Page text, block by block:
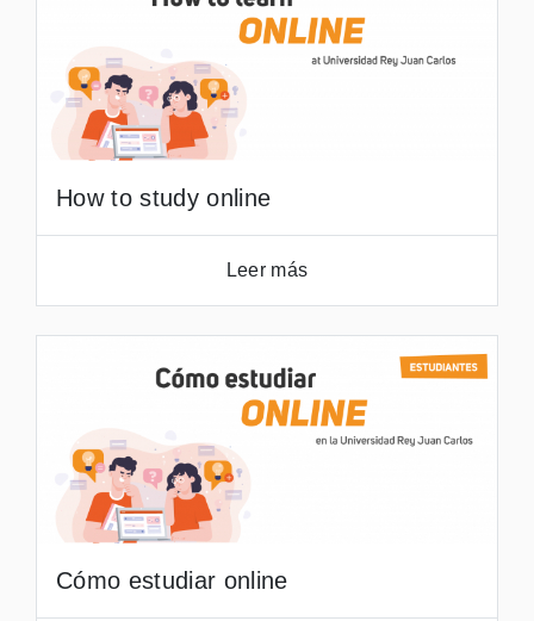
How to study online
Leer más
Cómo estudiar online